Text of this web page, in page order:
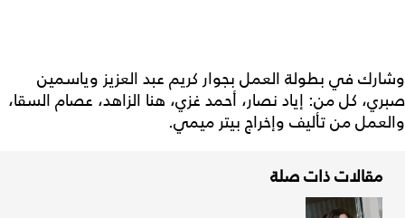
وشارك في بطولة العمل بجوار كريم عبد العزيز وياسمين
صبري، كل من: إياد نصار، أحمد غزي، هنا الزاهد، عصام السقا،
والعمل من تأليف وإخراج بيتر ميمي.
مقالات ذات صلة